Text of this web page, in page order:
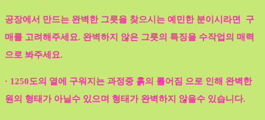
공장에서 만드는 완벽한 그릇을 찾으시는 예민한 분이시라면 구
매를 고려해주세요. 완벽하지 않은 그릇의 특징을 수작업의 매력
으로 봐주세요.
· 1250도의 열에 구워지는 과정중 흙의 틀어짐 으로 인해 완벽한
원의 형태가 아닐수 있으며 형태가 완벽하지 않을수 있습니다.